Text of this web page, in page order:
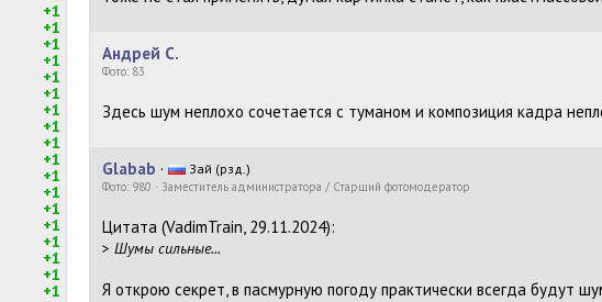
+1
+1
+1
+1
+1
+1
+1
+1
+1
+1
+1
+1
+1
+1
+1
+1
+1
+1
Андрей С.
Фото: 83
Здесь шум неплохо сочетается с туманом и композиция кадра
Glabab · Зай (рзд.)
Фото: 980 · Заместитель администратора / Старший фотомодератор
Цитата (VadimTrain, 29.11.2024):
> Шумы сильные...
Я открою секрет, в пасмурную погоду практически всегда будут